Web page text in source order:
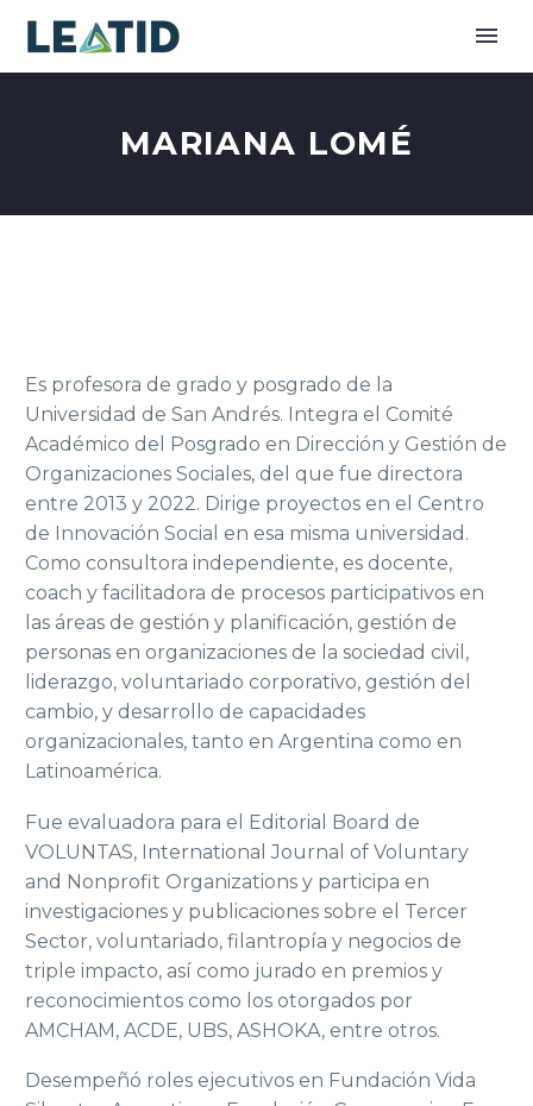
MARIANA LOMÉ
Es profesora de grado y posgrado de la
Universidad de San Andrés. Integra el Comité
Académico del Posgrado en Dirección y Gestión de
Organizaciones Sociales, del que fue directora
entre 2013 y 2022. Dirige proyectos en el Centro
de Innovación Social en esa misma universidad.
Como consultora independiente, es docente,
coach y facilitadora de procesos participativos en
las áreas de gestión y planificación, gestión de
personas en organizaciones de la sociedad civil,
liderazgo, voluntariado corporativo, gestión del
cambio, y desarrollo de capacidades
organizacionales, tanto en Argentina como en
Latinoamérica.
Fue evaluadora para el Editorial Board de
VOLUNTAS, International Journal of Voluntary
and Nonprofit Organizations y participa en
investigaciones y publicaciones sobre el Tercer
Sector, voluntariado, filantropía y negocios de
triple impacto, así como jurado en premios y
reconocimientos como los otorgados por
AMCHAM, ACDE, UBS, ASHOKA, entre otros.
Desempeñó roles ejecutivos en Fundación Vida